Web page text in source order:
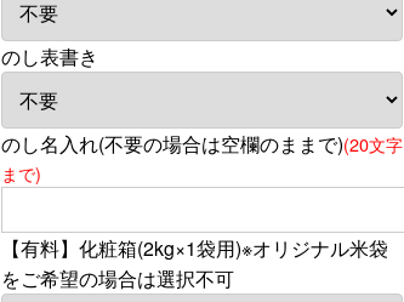
のし表書き
のし名入れ(不要の場合は空欄のままで)(20文字
まで)
【有料】化粧箱(2kg×1袋用)※オリジナル米袋
をご希望の場合は選択不可